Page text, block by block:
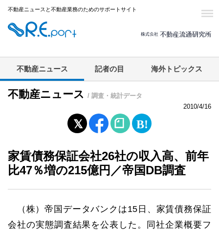
不動産ニュースと不動産業務のためのサポートサイト
不動産ニュース 記者の目 海外トピックス
不動産ニュース / 調査・統計データ
2010/4/16
家賃債務保証会社26社の収入高、前年
比47％増の215億円／帝国DB調査
（株）帝国データバンクは15日、家賃債務保証
会社の実態調査結果を公表した。同社企業概要フ